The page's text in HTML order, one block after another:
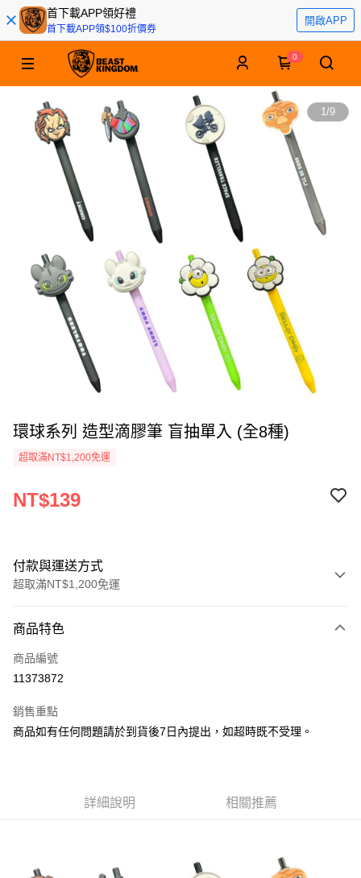
首下載APP領好禮
首下載APP領$100折價券
開啟APP
0
1/9
環球系列 造型滴膠筆 盲抽單入 (全8種)
超取滿NT$1,200免運
NT$139
付款與運送方式
超取滿NT$1,200免運
信用卡一次付款
LINE Pay
街口支付
相關說明
商品特色
商品編號
11373872
銷售重點
商品如有任何問題請於到貨後7日內提出，如超時既不受理。
詳細說明 相關推薦